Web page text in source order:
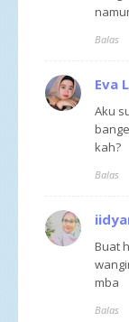
Balas
Eva
Aku
kah?
Balas
Buat
mba
Balas